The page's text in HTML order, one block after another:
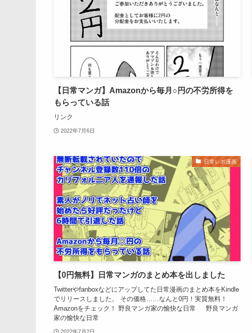
【日常マンガ】Amazonから毎月○円の不労所得を
もらっている話
リンク
2022年7月6日
日常レポ漫画
【0円無料】日常マンガのまとめ本を出しました
Twitterやfanboxなどにアップしてた日常漫画のまとめ本をKindle
でリリースしました。 その価格……なんと0円！実質無料！
Amazonをチェック！ 野良マンガ家の愉快な日常 野良マンガ
家の愉快な日常
2022年7月2日